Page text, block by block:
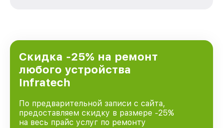
городе Казани, постоянно повышая уровень
доверия и лояльности наших клиентов.
Скидка -25% на ремонт
любого устройства
Infratech
По предварительной записи с сайта,
предоставляем скидку в размере -25%
на весь прайс услуг по ремонту